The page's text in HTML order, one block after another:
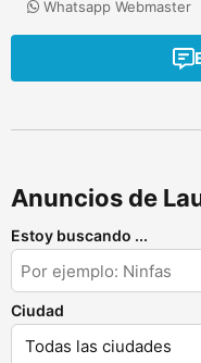
Whatsapp Webmaster
Anuncios de
Estoy buscando ...
Ciudad